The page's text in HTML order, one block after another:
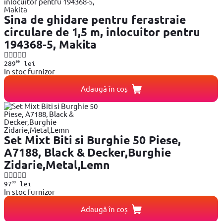
Sina de ghidare pentru ferastraie
circulare de 1,5 m, inlocuitor pentru
194368-5, Makita
28999lei
In stoc furnizor
Adaugă în coș
Set Mixt Biti si Burghie 50 Piese,
A7188, Black & Decker,Burghie
Zidarie,Metal,Lemn
9799lei
In stoc furnizor
Adaugă în coș